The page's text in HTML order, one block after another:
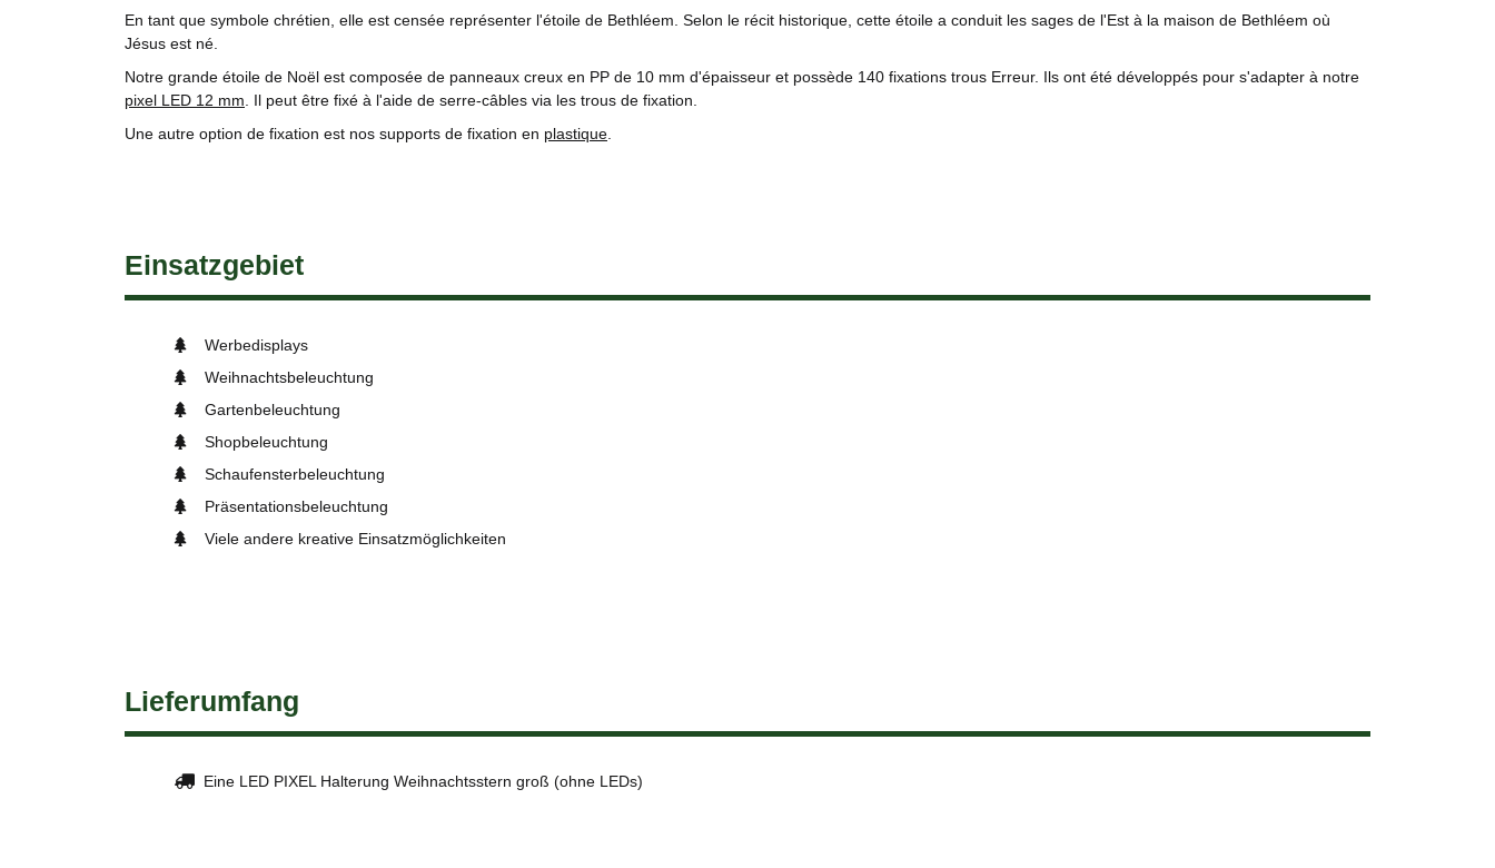
En tant que symbole chrétien, elle est censée représenter l'étoile de Bethléem. Selon le récit historique, cette étoile a conduit les sages de l'Est à la maison de Bethléem où
Jésus est né.
Notre grande étoile de Noël est composée de panneaux creux en PP de 10 mm d'épaisseur et possède 140 fixations trous Erreur. Ils ont été développés pour s'adapter à notre
pixel LED 12 mm . Il peut être fixé à l'aide de serre-câbles via les trous de fixation.
Une autre option de fixation est nos supports de fixation en plastique
Einsatzgebiet
Werbedisplays
Weihnachtsbeleuchtung
Gartenbeleuchtung
Shopbeleuchtung
Schaufensterbeleuchtung
Präsentationsbeleuchtung
Viele andere kreative Einsatzmöglichkeiten
Lieferumfang
Eine LED PIXEL Halterung Weihnachtsstern groß (ohne LEDs)